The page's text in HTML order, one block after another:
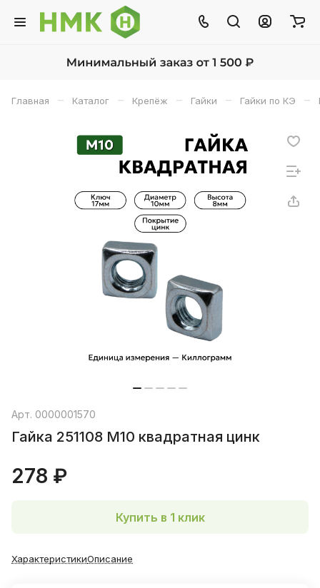
Главная – Каталог – Крепёж – Гайки – Гайки по КЭ –
Арт. 0000001570
Гайка 251108 М10 квадратная цинк
278 ₽
Купить в 1 клик
ХарактеристикиОписание